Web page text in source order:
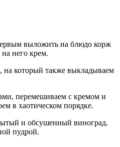
выложить на блюдо корж
него крем.
который также выкладываем
перемешиваем с кремом и
в хаотическом порядке.
и обсушенный виноград.
пудрой.